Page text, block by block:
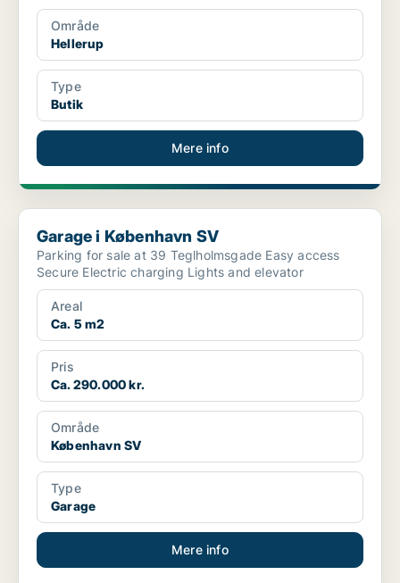
Område
Hellerup
Type
Butik
Mere info
Garage i København SV
Garage i København SV
Parking for sale at 39 Teglholmsgade Easy access
Secure Electric charging Lights and elevator
Areal
Ca. 5 m2
Pris
Ca. 290.000 kr.
Område
København SV
Type
Garage
Mere info